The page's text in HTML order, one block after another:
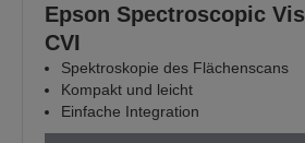
Epson Spectroscopic
CVI
Spektroskopie des Flächenscans
Kompakt und leicht
Einfache Integration